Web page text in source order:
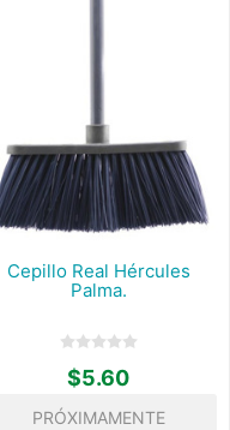
Cepillo Real Hércules
Palma.
$5.60
PRÓXIMAMENTE